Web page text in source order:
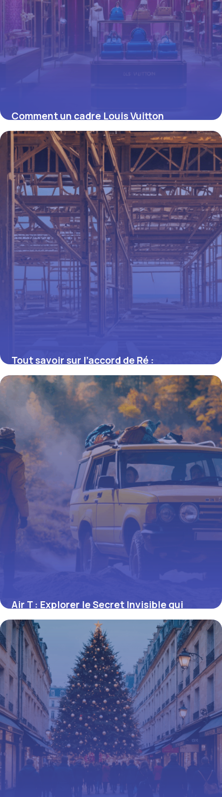
Comment un cadre Louis Vuitton
transforme votre décoration intérieure
16 juin 2026
Tout savoir sur l’accord de Ré :
construction, variantes et usages en
musique
16 juin 2026
Air T : Explorer le Secret Invisible qui
Façonne Notre Vie
16 juin 2026